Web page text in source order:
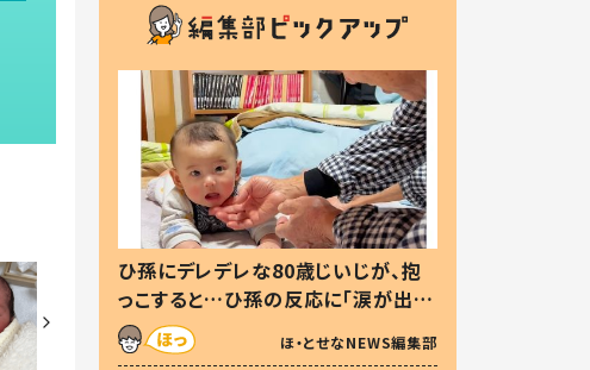
ひ孫にデレデレな80歳じいじが、抱
っこすると…ひ孫の反応に「涙が出ま
した」「可愛くて仕方ない」
ほ・とせなNEWS編集部